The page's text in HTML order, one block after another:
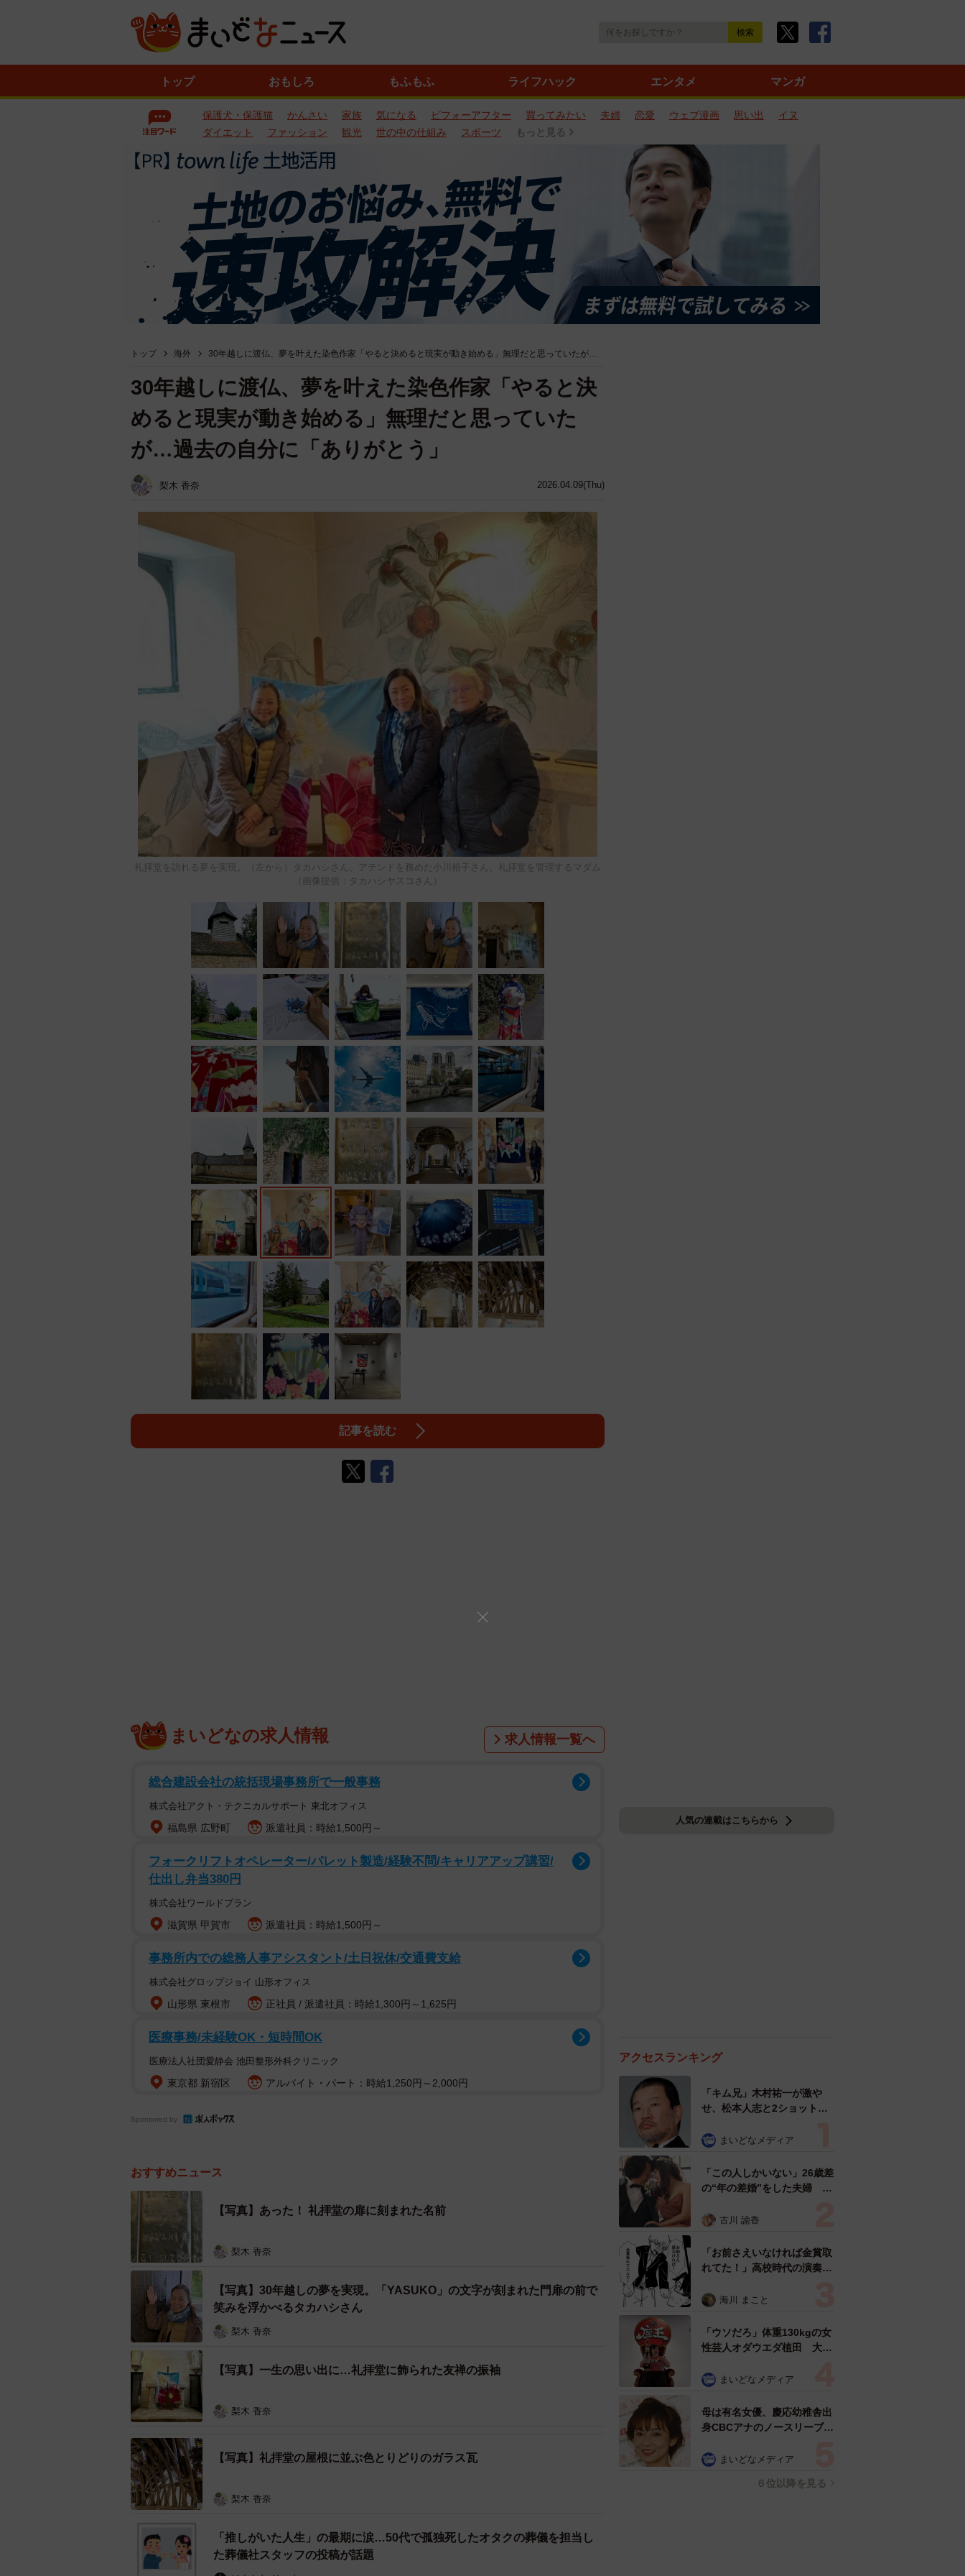
トップ おもしろ もふもふ ライフハック エンタメ マンガ
保護犬・保護猫 かんさい 家族 気になる ビフォーアフター 買ってみたい 夫婦 恋愛 ウェブ漫画 思い出
イヌ
ダイエット
ファッション 観光 世の中の仕組み スポーツ もっと見る
トップ 海外 30年越しに渡仏、夢を叶えた染色作家「やると決めると現実が動き始める」無理だと思っていたが…
2026.04.09(Thu)
30年越しに渡仏、夢を叶えた染色作家「やると決
めると現実が動き始める」無理だと思っていた
が…過去の自分に「ありがとう」
梨木 香奈
礼拝堂を訪れる夢を実現。（左から）タカハシさん、アテンドを務めた小川裕子さん、礼拝堂を管理するマダム
（画像提供：タカハシヤスコさん）
記事を読む
まいどなの求人情報 求人情報一覧へ
総合建設会社の統括現場事務所で一般事務
株式会社アクト・テクニカルサポート 東北オフィス
福島県 広野町 派遣社員：時給1,500円～
フォークリフトオペレーター/パレット製造/経験不問/キャリアアップ講習/
仕出し弁当380円
株式会社ワールドプラン
滋賀県 甲賀市 派遣社員：時給1,500円～
事務所内での総務人事アシスタント/土日祝休/交通費支給
株式会社グロップジョイ 山形オフィス
山形県 東根市 正社員 / 派遣社員：時給1,300円～1,625円
医療事務/未経験OK・短時間OK
医療法人社団愛静会 池田整形外科クリニック
東京都 新宿区 アルバイト・パート：時給1,250円～2,000円
Sponsored by
おすすめニュース
【写真】あった！ 礼拝堂の扉に刻まれた名前
梨木 香奈
【写真】30年越しの夢を実現。「YASUKO」の文字が刻まれた門扉の前で
笑みを浮かべるタカハシさん
梨木 香奈
【写真】一生の思い出に…礼拝堂に飾られた友禅の振袖
梨木 香奈
【写真】礼拝堂の屋根に並ぶ色とりどりのガラス瓦
梨木 香奈
「推しがいた人生」の最期に涙…50代で孤独死したオタクの葬儀を担当し
た葬儀社スタッフの投稿が話題
人気の連載はこちらから
アクセスランキング
「キム兄」木村祐一が激や
せ、松本人志と2ショット
「テキヤの兄さん」
まいどなメディア
「この人しかいない」26歳差
の“年の差婚”をした夫婦 出
た？ 今の思いを聞いた
古川 諭香
「お前さえいなければ金賞取
れてた！」高校時代の演奏会
生は楽器修理職人に 10年後
ぬ申し出【漫画】
海川 まこと
「ウソだろ」体重130kgの女
性芸人オダウエダ植田 大学
で」 まいどなメディア
母は有名女優、慶応幼稚舎出
身CBCアナのノースリーブ姿
る」「天使の笑顔」
まいどなメディア
６位以降を見る